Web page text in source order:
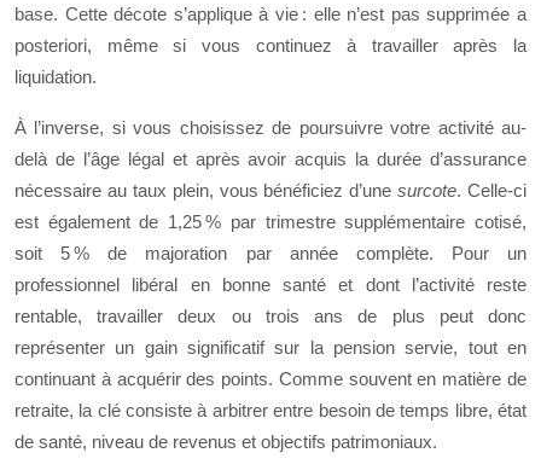
base. Cette décote s’applique à vie : elle n’est pas supprimée a
posteriori, même si vous continuez à travailler après la
liquidation.
À l’inverse, si vous choisissez de poursuivre votre activité au-
delà de l’âge légal et après avoir acquis la durée d’assurance
nécessaire au taux plein, vous bénéficiez d’unesurcote. Celle‑ci
est également de 1,25 % par trimestre supplémentaire cotisé,
soit 5 % de majoration par année complète. Pour un
professionnel libéral en bonne santé et dont l’activité reste
rentable, travailler deux ou trois ans de plus peut donc
représenter un gain significatif sur la pension servie, tout en
continuant à acquérir des points. Comme souvent en matière de
retraite, la clé consiste à arbitrer entre besoin de temps libre, état
de santé, niveau de revenus et objectifs patrimoniaux.